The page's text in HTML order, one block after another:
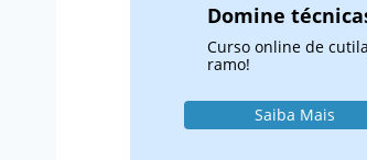
Domine
Curso online de
ramo!
Saiba Mais